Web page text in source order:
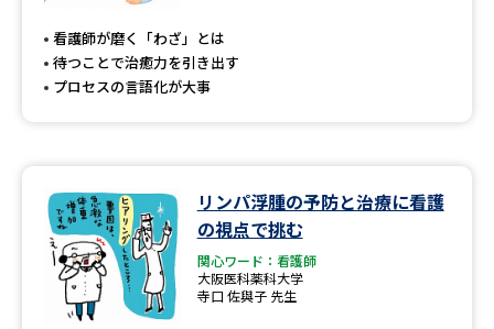
学問発見
学問のミニ講義「夢ナビ講義」 学問分野解説
学問の教科書 夢ナビライブ
看護師が磨く「わざ」とは
待つことで治癒力を引き出す
プロセスの言語化が大事
リンパ浮腫の予防と治療に看護
の視点で挑む
関心ワード：看護師
大阪医科薬科大学
寺口 佐與子 先生